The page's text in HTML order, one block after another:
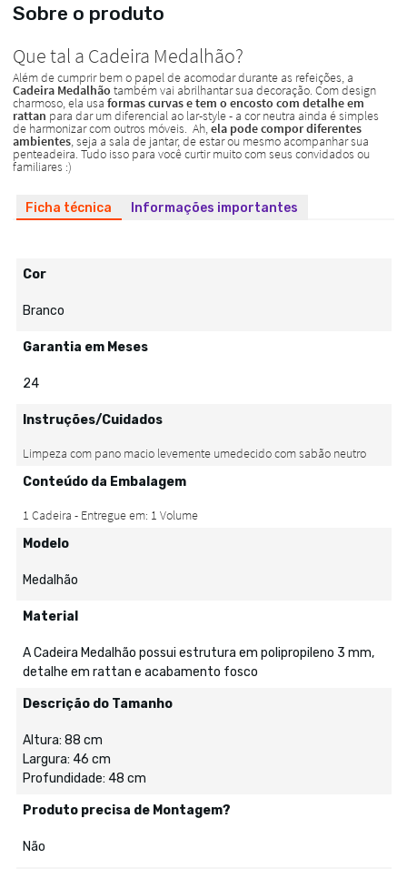
Sobre o produto
Ficha técnica Informações importantes
Cor
Branco
Garantia em Meses
24
Instruções/Cuidados
Conteúdo da Embalagem
Modelo
Medalhão
Material
A Cadeira Medalhão possui estrutura em polipropileno 3 mm,
detalhe em rattan e acabamento fosco
Descrição do Tamanho
Altura: 88 cm
Largura: 46 cm
Profundidade: 48 cm
Produto precisa de Montagem?
Não